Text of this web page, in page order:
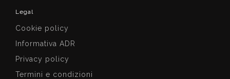
Legal
Cookie policy
Informativa ADR
Privacy policy
Termini e condizioni